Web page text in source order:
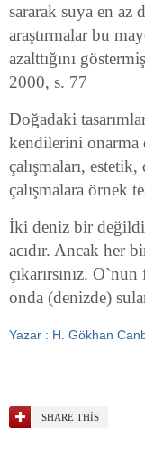
sararak suya en az
araştırmalar bu
azalttığını
2000, s. 77
Doğadaki
kendilerini onarma
çalışmaları,
çalışmalara örnek
İki deniz bir
acıdır. Ancak her
çıkarırsınız.
onda (denizde)
Yazar : H. Gökhan
SHARE THIS